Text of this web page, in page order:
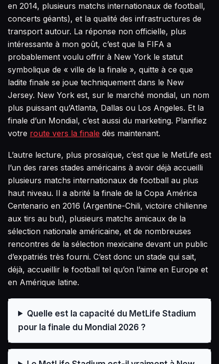
en 2014, plusieurs matchs internationaux de football,
concerts géants), et la qualité des infrastructures de
transport autour. La réponse non officielle, plus
intéressante à mon goût, c’est que la FIFA a
probablement voulu offrir à New York le statut
symbolique de « ville de la finale », quitte à ce que
ladite finale se joue techniquement dans le New
Jersey. New York est, sur le marché mondial, un nom
plus puissant qu’Atlanta, Dallas ou Los Angeles. Et la
finale d’un Mondial, c’est aussi du marketing. Planifiez
votre route vers la finale dès maintenant.
L’autre lecture, plus prosaïque, c’est que le MetLife est
l’un des rares stades américains à avoir déjà accueilli
plusieurs matchs internationaux de football au plus
haut niveau. Il a abrité la finale de la Copa América
Centenario en 2016 (Argentine-Chili, victoire chilienne
aux tirs au but), plusieurs matchs amicaux de la
sélection nationale américaine, et de nombreuses
rencontres de la sélection mexicaine devant un public
d’expatriés très fourni. C’est donc un stade qui sait,
déjà, accueillir le football tel qu’on l’aime en Europe et
en Amérique latine.
Quelle est la capacité du MetLife Stadium
pour la finale du Mondial 2026 ?